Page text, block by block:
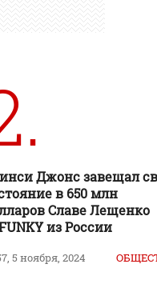
Джонс завещал
в 650 млн
Славе Лещенко
из России
5 ноября, 2024